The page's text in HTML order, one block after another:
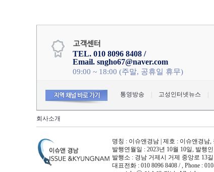
TEL. 010 8096 8408 /
Email. sngho67@naver.com
09:00 ~ 18:00 (주말, 공휴일 휴무)
통영방송 고성인터넷뉴스
회사소개
명칭 : 이슈앤경남 | 제호 : 이슈앤경남,
발행연월일 : 2023년 10월 10일, 발행
발행소 : 경남 거제시 거제 중앙로 13
대표전화 : 010 8096 8408 / , Phone :